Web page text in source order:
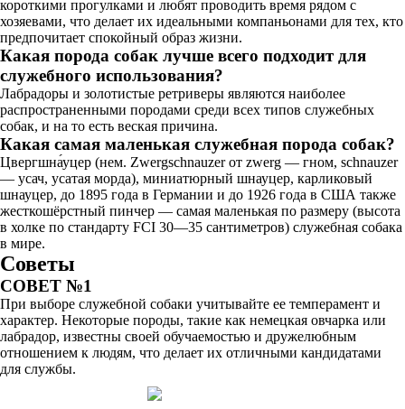
короткими прогулками и любят проводить время рядом с
хозяевами, что делает их идеальными компаньонами для тех, кто
предпочитает спокойный образ жизни.
Какая порода собак лучше всего подходит для
служебного использования?
Лабрадоры и золотистые ретриверы являются наиболее
распространенными породами среди всех типов служебных
собак, и на то есть веская причина.
Какая самая маленькая служебная порода собак?
Цвергшна́уцер (нем. Zwergschnauzer от zwerg — гном, schnauzer
— усач, усатая морда), миниатюрный шнауцер, карликовый
шнауцер, до 1895 года в Германии и до 1926 года в США также
жесткошёрстный пинчер — самая маленькая по размеру (высота
в холке по стандарту FCI 30—35 сантиметров) служебная собака
в мире.
Советы
СОВЕТ №1
При выборе служебной собаки учитывайте ее темперамент и
характер. Некоторые породы, такие как немецкая овчарка или
лабрадор, известны своей обучаемостью и дружелюбным
отношением к людям, что делает их отличными кандидатами
для службы.